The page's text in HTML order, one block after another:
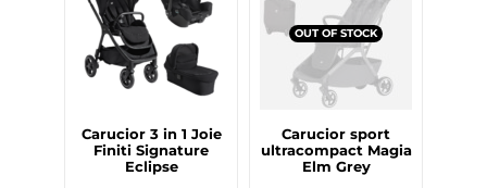
Carucior 3 in 1 Joie
Finiti Signature
Eclipse
OUT OF STOCK
Carucior sport
ultracompact Magia
Elm Grey